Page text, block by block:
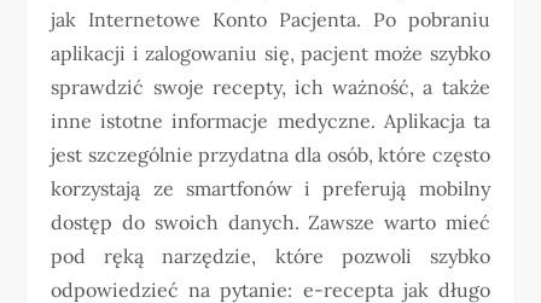
jak Internetowe Konto Pacjenta. Po pobraniu
aplikacji i zalogowaniu się, pacjent może szybko
sprawdzić swoje recepty, ich ważność, a także
inne istotne informacje medyczne. Aplikacja ta
jest szczególnie przydatna dla osób, które często
korzystają ze smartfonów i preferują mobilny
dostęp do swoich danych. Zawsze warto mieć
pod ręką narzędzie, które pozwoli szybko
odpowiedzieć na pytanie: e-recepta jak długo